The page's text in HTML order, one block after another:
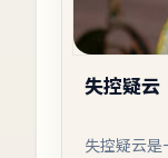
失控疑云
失控疑云是